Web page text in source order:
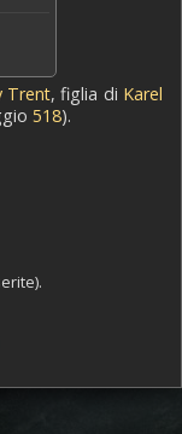
Trent, figlia di Karel
518).